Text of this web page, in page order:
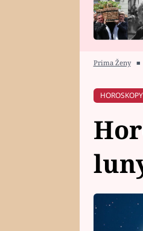
HOROSKOP NA
Prima Ženy ■
HOROSKOPY